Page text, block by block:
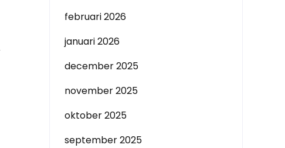
februari 2026
januari 2026
december 2025
november 2025
oktober 2025
september 2025